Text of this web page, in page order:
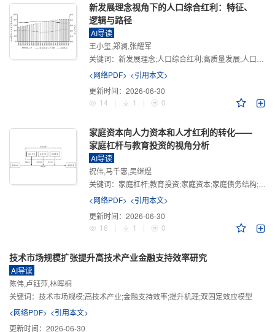
新发展理念视角下的人口综合红利：特征、
逻辑与路径
AI导读
王小玺,郑澜,张耀军
关键词： 新发展理念;人口综合红利;高质量发展;人口政策;中国式现代化
<网络PDF> <引用本文>
更新时间： 2026-06-30
14
| 1 | 0
家庭资本向人力资本和人才红利的转化——
家庭杠杆与教育投资的视角分析
AI导读
祝伟,马千惠,吴继煜
关键词： 家庭杠杆;教育投资;家庭资本;家庭债务结构;CHFS
<网络PDF> <引用本文>
更新时间： 2026-06-30
16
| 1 | 0
技术市场规模扩张提升高技术产业金融支持效率研究
AI导读
陈伟,卢钰萍,林晖桐
关键词： 技术市场规模;高技术产业;金融支持效率;提升机理;双固定效应模型
<网络PDF> <引用本文>
更新时间： 2026-06-30